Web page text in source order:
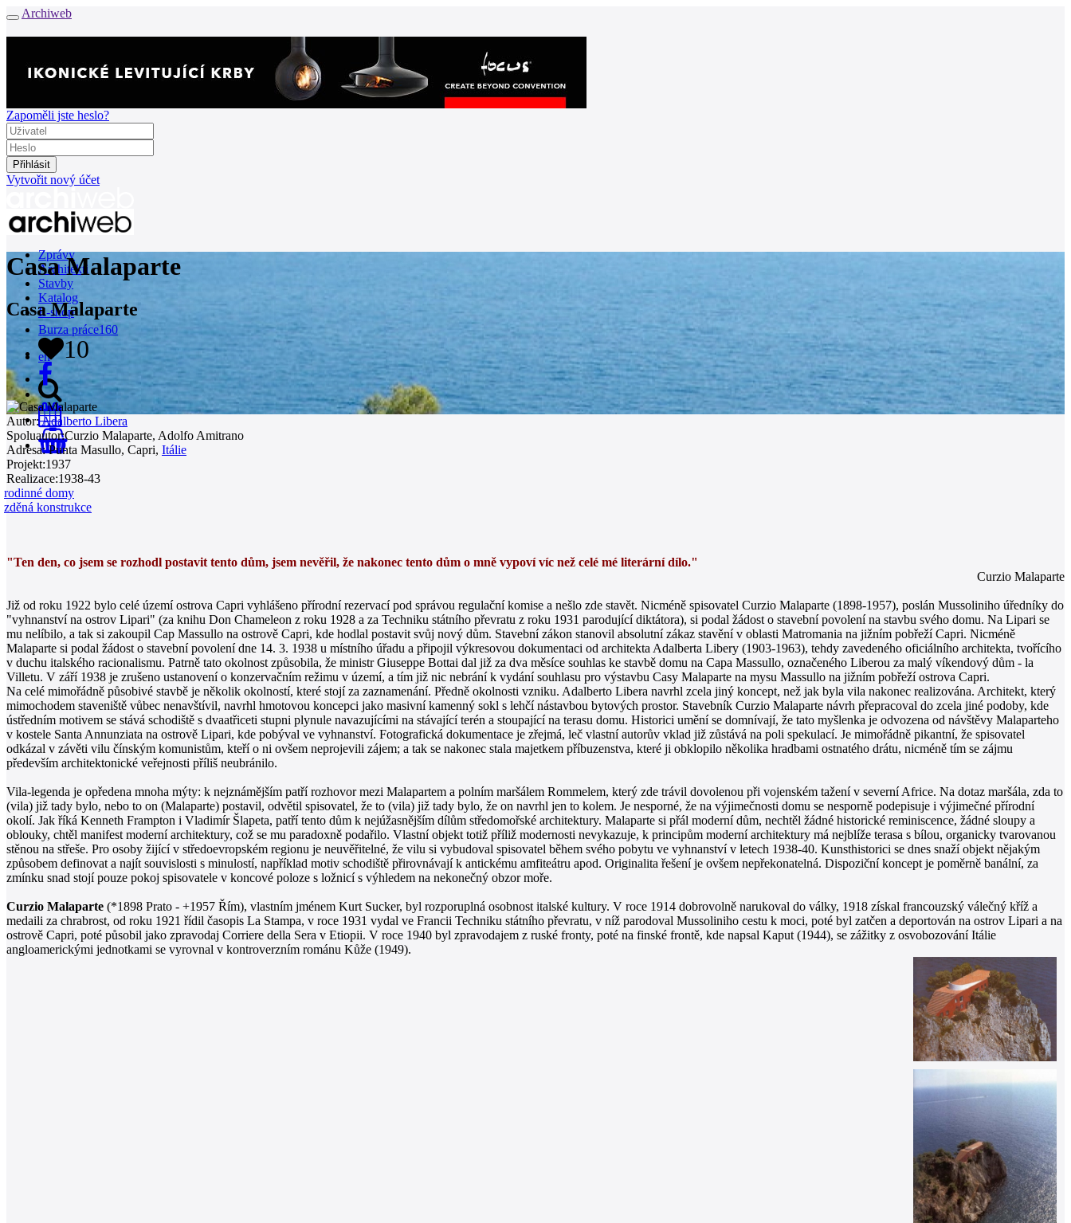
Archiweb
Zapoměli jste heslo?
Vytvořit nový účet
Zprávy
Architekti
Stavby
Katalog
E-shop
Burza práce160
en
0
Casa Malaparte
Casa Malaparte
10
Autor: Adalberto Libera
Spoluautor:Curzio Malaparte, Adolfo Amitrano
Adresa:Punta Masullo, Capri, Itálie
Projekt:1937
Realizace:1938-43
rodinné domy
zděná konstrukce
"Ten den, co jsem se rozhodl postavit tento dům, jsem nevěřil, že nakonec tento dům o mně vypoví víc než celé mé literární dílo."
Curzio Malaparte
Již od roku 1922 bylo celé území ostrova Capri vyhlášeno přírodní rezervací pod správou regulační komise a nešlo zde stavět. Nicméně spisovatel Curzio Malaparte (1898-1957), poslán Mussoliniho úředníky do
"vyhnanství na ostrov Lipari" (za knihu Don Chameleon z roku 1928 a za Techniku státního převratu z roku 1931 parodující diktátora), si podal žádost o stavební povolení na stavbu svého domu. Na Lipari se
mu nelíbilo, a tak si zakoupil Cap Massullo na ostrově Capri, kde hodlal postavit svůj nový dům. Stavební zákon stanovil absolutní zákaz stavění v oblasti Matromania na jižním pobřeží Capri. Nicméně
Malaparte si podal žádost o stavební povolení dne 14. 3. 1938 u místního úřadu a připojil výkresovou dokumentaci od architekta Adalberta Libery (1903-1963), tehdy zavedeného oficiálního architekta, tvořícího
v duchu italského racionalismu. Patrně tato okolnost způsobila, že ministr Giuseppe Bottai dal již za dva měsíce souhlas ke stavbě domu na Capa Massullo, označeného Liberou za malý víkendový dům - la
Villetu. V září 1938 je zrušeno ustanovení o konzervačním režimu v území, a tím již nic nebrání k vydání souhlasu pro výstavbu Casy Malaparte na mysu Massullo na jižním pobřeží ostrova Capri.
Na celé mimořádně působivé stavbě je několik okolností, které stojí za zaznamenání. Předně okolnosti vzniku. Adalberto Libera navrhl zcela jiný koncept, než jak byla vila nakonec realizována. Architekt, který
mimochodem staveniště vůbec nenavštívil, navrhl hmotovou koncepci jako masivní kamenný sokl s lehčí nástavbou bytových prostor. Stavebník Curzio Malaparte návrh přepracoval do zcela jiné podoby, kde
ústředním motivem se stává schodiště s dvaatřiceti stupni plynule navazujícími na stávající terén a stoupající na terasu domu. Historici umění se domnívají, že tato myšlenka je odvozena od návštěvy Malaparteho
v kostele Santa Annunziata na ostrově Lipari, kde pobýval ve vyhnanství. Fotografická dokumentace je zřejmá, leč vlastní autorův vklad již zůstává na poli spekulací. Je mimořádně pikantní, že spisovatel
odkázal v závěti vilu čínským komunistům, kteří o ni ovšem neprojevili zájem; a tak se nakonec stala majetkem příbuzenstva, které ji obklopilo několika hradbami ostnatého drátu, nicméně tím se zájmu
především architektonické veřejnosti příliš neubránilo.
Vila-legenda je opředena mnoha mýty: k nejznámějším patří rozhovor mezi Malapartem a polním maršálem Rommelem, který zde trávil dovolenou při vojenském tažení v severní Africe. Na dotaz maršála, zda to
(vila) již tady bylo, nebo to on (Malaparte) postavil, odvětil spisovatel, že to (vila) již tady bylo, že on navrhl jen to kolem. Je nesporné, že na výjimečnosti domu se nesporně podepisuje i výjimečné přírodní
okolí. Jak říká Kenneth Frampton i Vladimír Šlapeta, patří tento dům k nejúžasnějším dílům středomořské architektury. Malaparte si přál moderní dům, nechtěl žádné historické reminiscence, žádné sloupy a
oblouky, chtěl manifest moderní architektury, což se mu paradoxně podařilo. Vlastní objekt totiž příliž modernosti nevykazuje, k principům moderní architektury má nejblíže terasa s bílou, organicky tvarovanou
stěnou na střeše. Pro osoby žijící v středoevropském regionu je neuvěřitelné, že vilu si vybudoval spisovatel během svého pobytu ve vyhnanství v letech 1938-40. Kunsthistorici se dnes snaží objekt nějakým
způsobem definovat a najít souvislosti s minulostí, například motiv schodiště přirovnávají k antickému amfiteátru apod. Originalita řešení je ovšem nepřekonatelná. Dispoziční koncept je poměrně banální, za
zmínku snad stojí pouze pokoj spisovatele v koncové poloze s ložnicí s výhledem na nekonečný obzor moře.
Curzio Malaparte (*1898 Prato - +1957 Řím), vlastním jménem Kurt Sucker, byl rozporuplná osobnost italské kultury. V roce 1914 dobrovolně narukoval do války, 1918 získal francouzský válečný kříž a
medaili za chrabrost, od roku 1921 řídil časopis La Stampa, v roce 1931 vydal ve Francii Techniku státního převratu, v níž parodoval Mussoliniho cestu k moci, poté byl zatčen a deportován na ostrov Lipari a na
ostrově Capri, poté působil jako zpravodaj Corriere della Sera v Etiopii. V roce 1940 byl zpravodajem z ruské fronty, poté na finské frontě, kde napsal Kaput (1944), se zážitky z osvobozování Itálie
angloamerickými jednotkami se vyrovnal v kontroverzním románu Kůže (1949).